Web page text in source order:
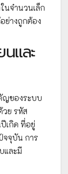
นจำนวนเล็ก
ย่างถูกต้อง
และ
ญของระบบ
ย รหัส
เกิด ที่อยู่
จจุบัน การ
และมี